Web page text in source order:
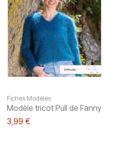
Fiches Modèles
Modèle tricot Pull de Fanny
3,99 €